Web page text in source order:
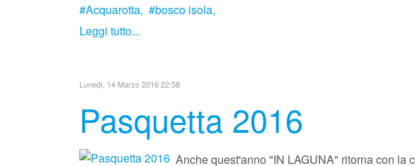
Acquarotta,
bosco isola,
Leggi tutto...
Lunedì, 14 Marzo 2016 22:58
Pasquetta 2016
Anche quest'anno "IN LAGUNA" ritorna con la